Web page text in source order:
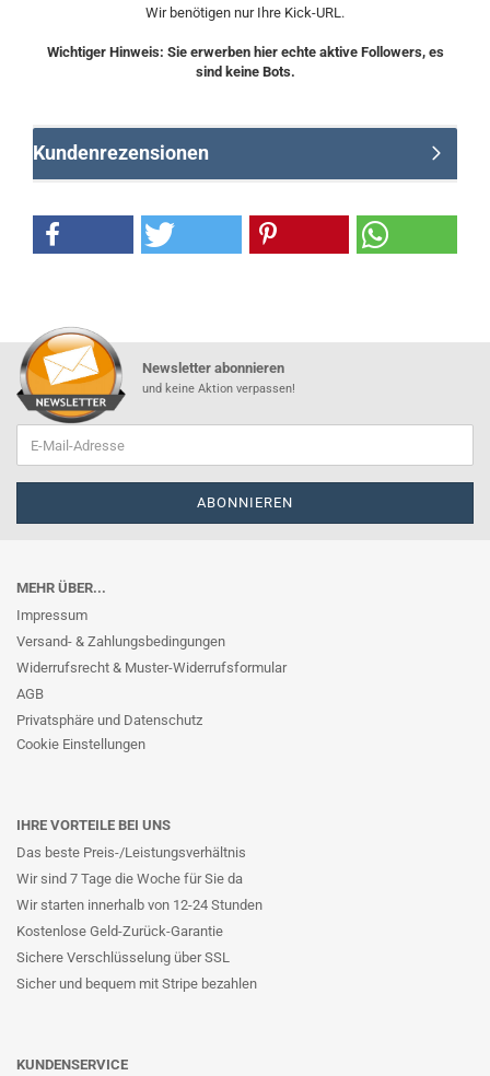
Wir benötigen nur Ihre Kick-URL.
Wichtiger Hinweis: Sie erwerben hier echte aktive Followers, es
sind keine Bots.
Kundenrezensionen
Newsletter abonnieren
und keine Aktion verpassen!
MEHR ÜBER...
Impressum
Versand- & Zahlungsbedingungen
Widerrufsrecht & Muster-Widerrufsformular
AGB
Privatsphäre und Datenschutz
Cookie Einstellungen
IHRE VORTEILE BEI UNS
Das beste Preis-/Leistungsverhältnis
Wir sind 7 Tage die Woche für Sie da
Wir starten innerhalb von 12-24 Stunden
Kostenlose Geld-Zurück-Garantie
Sichere Verschlüsselung über SSL
Sicher und bequem mit Stripe bezahlen
KUNDENSERVICE